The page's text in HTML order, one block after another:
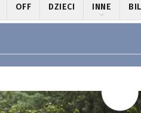
OFF DZIECI INNE